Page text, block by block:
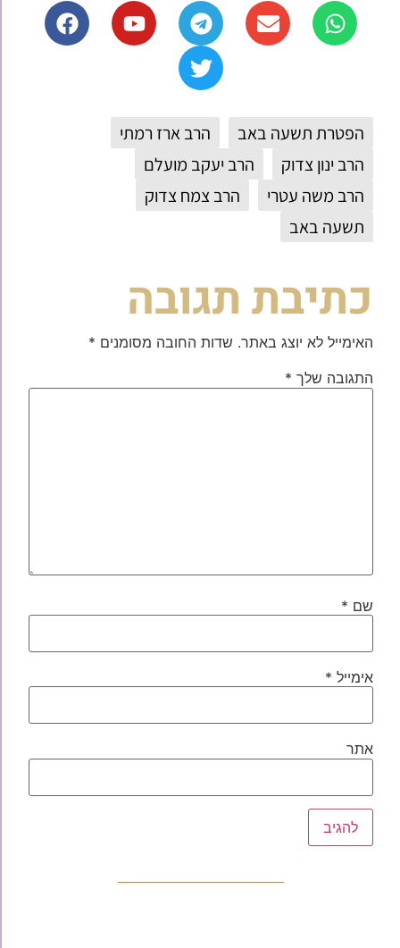
הפטרת תשעה באב
הרב ארז רמתי
הרב ינון צדוק
הרב יעקב מועלם
הרב משה עטרי
הרב צמח צדוק
תשעה באב
כתיבת תגובה
האימייל לא יוצג באתר. שדות החובה מסומנים *
התגובה שלך *
שם *
אימייל *
אתר